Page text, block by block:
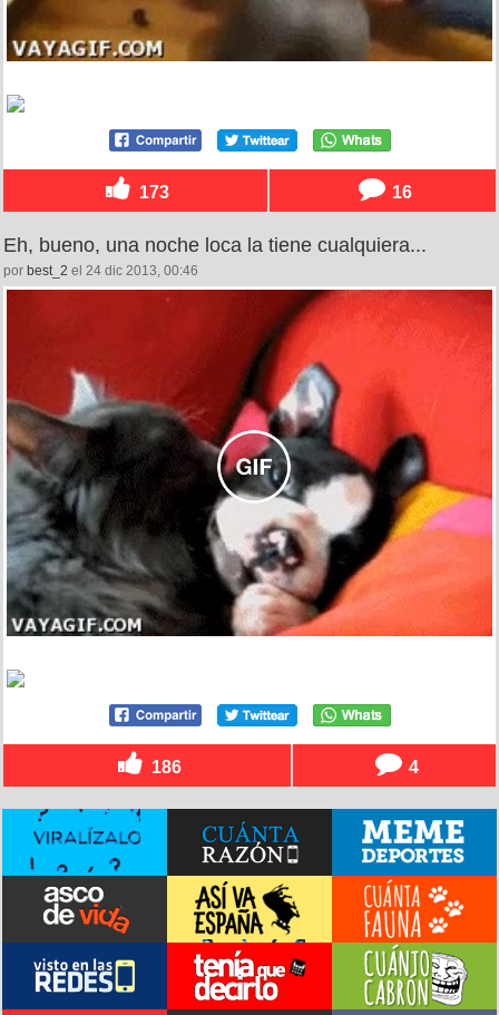
173 16
Eh, bueno, una noche loca la tiene cualquiera...
por best_2 el 24 dic 2013, 00:46
186 4